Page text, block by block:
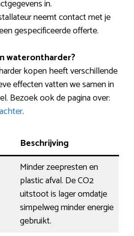
in.
neemt contact met je
gespecificeerde offerte.
waterontharder?
kopen heeft verschillende
effecten vatten we samen in
Bezoek ook de pagina over:
.
Beschrijving
Minder zeepresten en
plastic afval. De CO2
uitstoot is lager omdatje
simpelweg minder energie
gebruikt.